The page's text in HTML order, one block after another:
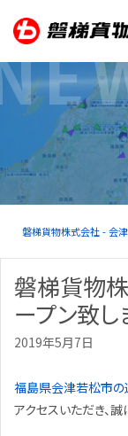
磐梯貨物株式会社 - 会
磐梯貨物
ープン致し
2019年5月7日
福島県会津若松市
アクセスいただき、誠